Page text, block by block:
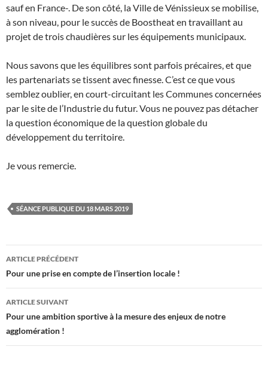
sauf en France-. De son côté, la Ville de Vénissieux se mobilise,
à son niveau, pour le succès de Boostheat en travaillant au
projet de trois chaudières sur les équipements municipaux.
Nous savons que les équilibres sont parfois précaires, et que
les partenariats se tissent avec finesse. C’est ce que vous
semblez oublier, en court-circuitant les Communes concernées
par le site de l’Industrie du futur. Vous ne pouvez pas détacher
la question économique de la question globale du
développement du territoire.
Je vous remercie.
SÉANCE PUBLIQUE DU 18 MARS 2019
Navigation
des
articles
ARTICLE PRÉCÉDENT
Pour une prise en compte de l’insertion locale !
ARTICLE SUIVANT
Pour une ambition sportive à la mesure des enjeux de notre
agglomération !